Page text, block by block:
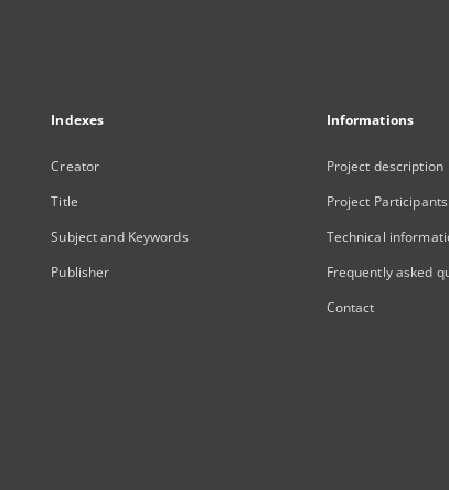
Indexes
Creator
Title
Subject and Keywords
Publisher
Informations
Project description
Project Participants
Technical
Frequently asked
Contact